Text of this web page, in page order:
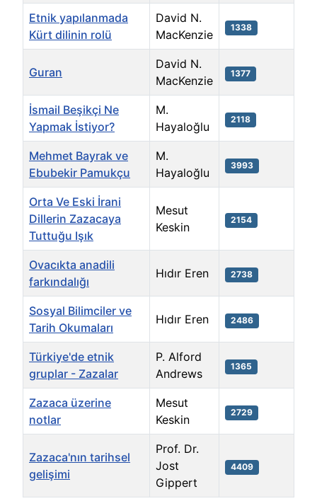
Etnik yapılanmada
Kürt dilinin rolü
David N.
MacKenzie
1338
Guran
David N.
MacKenzie
1377
İsmail Beşikçi Ne
Yapmak İstiyor?
M.
Hayaloğlu
2118
Mehmet Bayrak ve
Ebubekir Pamukçu
M.
Hayaloğlu
3993
Orta Ve Eski İrani
Dillerin Zazacaya
Tuttuğu Işık
Mesut
Keskin
2154
Ovacıkta anadili
farkındalığı
Hıdır Eren 2738
Sosyal Bilimciler ve
Tarih Okumaları
Hıdır Eren 2486
Türkiye'de etnik
gruplar - Zazalar
P. Alford
Andrews
1365
Zazaca üzerine
notlar
Mesut
Keskin
2729
Zazaca'nın tarihsel
gelişimi
Prof. Dr.
Jost
Gippert
4409